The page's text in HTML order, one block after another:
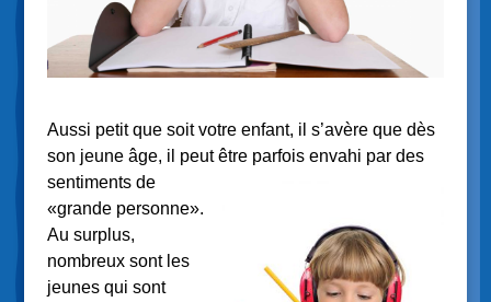
Aussi petit que soit votre enfant, il s’avère que dès
son jeune âge, il peut être parfoisenvahi par des
sentiments de
«grande personne».
Au surplus,
nombreux sont les
jeunes qui sont